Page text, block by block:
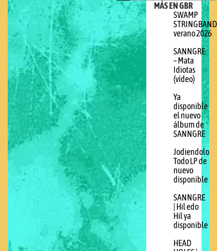
MÁS EN GBR
SWAMP
STRINGBAND
verano 2026
SANNGRE
– Mata
Idiotas
(vídeo)
Ya
disponible
el nuevo
álbum de
SANNGRE
Jodiendolo
Todo LP de
nuevo
disponible
SANNGRE
| Hil edo
Hil ya
disponible
HEAD